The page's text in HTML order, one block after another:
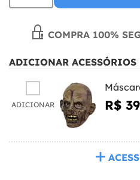
COMPRA 100%
ADICIONAR ACESSÓRIOS
ADICIONAR R$